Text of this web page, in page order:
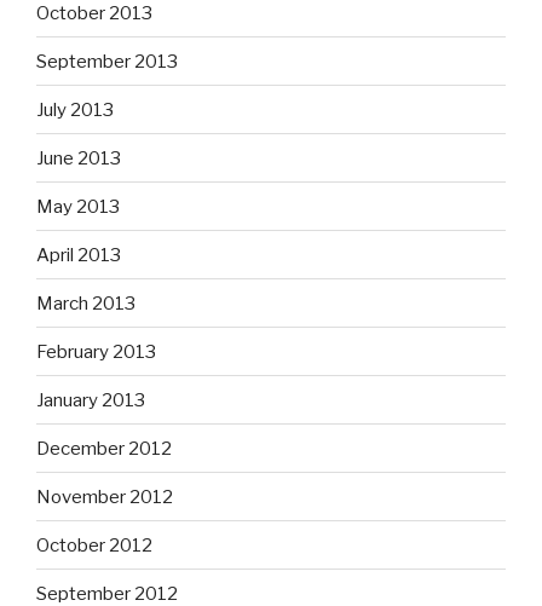
October 2013
September 2013
July 2013
June 2013
May 2013
April 2013
March 2013
February 2013
January 2013
December 2012
November 2012
October 2012
September 2012